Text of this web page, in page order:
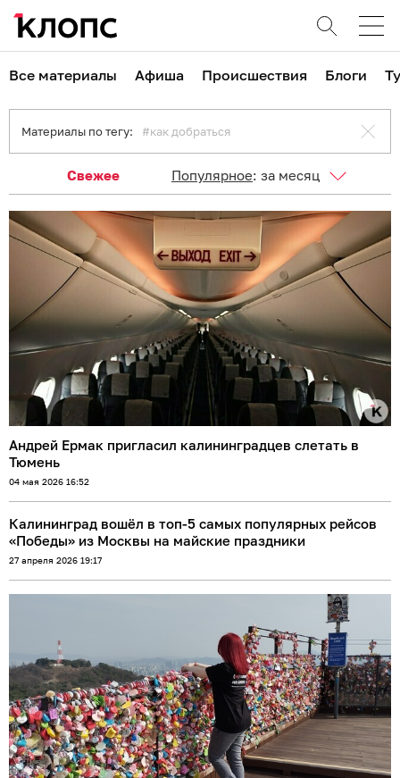
Все материалы Афиша Происшествия Блоги
Материалы по тегу: как добраться
Свежее Популярное: за месяц
Андрей Ермак пригласил калининградцев слетать в
Тюмень
04 мая 2026 16:52
Калининград вошёл в топ-5 самых популярных рейсов
«Победы» из Москвы на майские праздники
27 апреля 2026 19:17